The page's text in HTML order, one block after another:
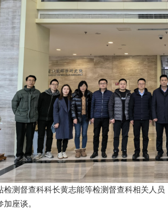
检测督查科科长黄志能等检测督查科相关人
座谈。